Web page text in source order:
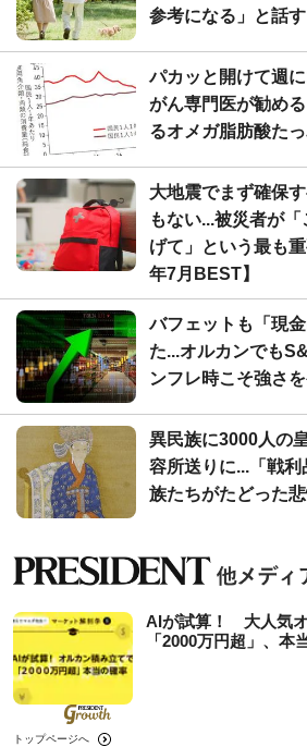
参考になる」と話
パカッと開けて週
がん専門医が勧め
るオメガ脂肪酸たっ
大地震でまず確保
もない...被災者が
げて」という最も
年7月BEST】
バフェットも「現
た...オルカンでも
ンフレ時こそ強さ
異民族に3000人の
容所送りに...「戦
族たちがたどった
AIが試算！ 大人気
「2000万円超」、本
トップページへ